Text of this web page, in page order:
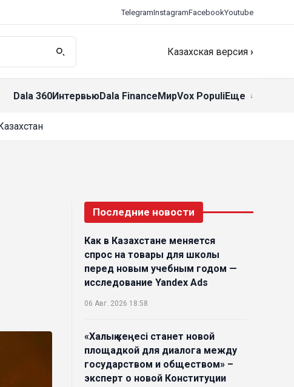
TelegramInstagramFacebookYoutube
Казахская версия ›
Dala 360ИнтервьюDala FinanceМирVox PopuliЕще
Последние новости
Как в Казахстане меняется
спрос на товары для школы
перед новым учебным годом —
исследование Yandex Ads
06 Авг. 2026 18:58
«Халық кеңесі станет новой
площадкой для диалога между
государством и обществом» –
эксперт о новой Конституции